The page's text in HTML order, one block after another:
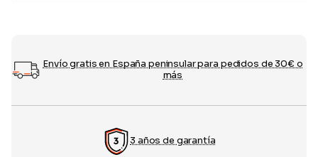
Envío gratis en España peninsular para pedidos de 30€ o
más
3 años de garantía